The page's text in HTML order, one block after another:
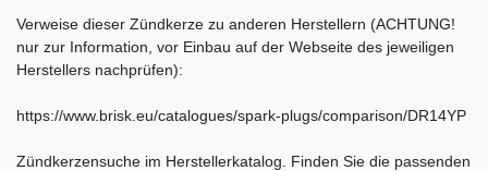
Verweise dieser Zündkerze zu anderen Herstellern (ACHTUNG!
nur zur Information, vor Einbau auf der Webseite des jeweiligen
Herstellers nachprüfen):
https://www.brisk.eu/catalogues/spark-plugs/comparison/DR14YP
Zündkerzensuche im Herstellerkatalog. Finden Sie die passenden